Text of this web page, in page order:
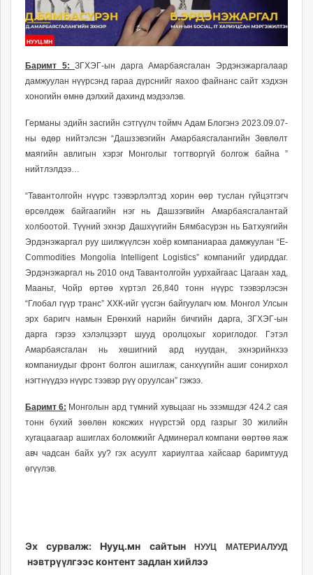
Баримт 5: ЗГХЭГ-ын дарга Амарбаясгалан Эрдэнэжаргалаар
дамжуулан нүүрсэнд гараа дүрснийг яахоо файнанс сайт хэдхэн
хоногийн өмнө дэлхий дахинд мэдээлэв.
Германы эдийн засгийн сэтгүүлч тоймч Адам Блогэнэ 2023.09.07-
ны өдөр нийтэлсэн “Дашзэвэгийн Амарбаясгалангийн Зөвлөлт
маягийн авлигын хэрэг Монголыг тогтворгүй болгож байна ”
нийтлэлдээ…
“Тавантолгойн нүүрс тээвэрлэлтэд хорин өөр туслан гүйцэтгэгч
өрсөлдөж байгаагийн нэг нь Дашзэгвийн Амарбаясгалантай
холбоотой. Түүний эхнэр Дашхүүгийн Бямбасүрэн нь Батхуягийн
Эрдэнэжаргал руу шилжүүлсэн хоёр компаниараа дамжуулан “E-
Commodities Mongolia Intelligent Logistics” компанийг удирддаг.
Эрдэнэжаргал нь 2010 онд Тавантолгойн уурхайгаас Цагаан хад,
Мааньт, Чойр өртөө хүртэл 26,840 тонн нүүрс тээвэрлэсэн
“Глобал гүүр транс” ХХК-ийг үүсгэн байгуулагч юм. Монгол Улсын
эрх баригч намын Ерөнхий нарийн бичгийн дарга, ЗГХЭГ-ын
дарга гэрээ хэлэлцээрт шууд оролцохыг хориглодог. Гэтэл
Амарбаясгалан нь хөшигний ард нуугдан, эхнэрийнхээ
компаниудыг фронт болгон ашиглаж, санхүүгийн ашиг сонирхол
нэгтнүүдээ нүүрс тээвэр рүү оруулсан” гэжээ.
Баримт 6: Монголын ард түмний хувьцааг нь эзэмшдэг 424.2 сая
тонн бүхий зөөлөн коксжих нүүрстэй орд газрыг 30 жилийн
хугацаагаар ашиглах боломжийг Админерал компани өөртөө яаж
авч чадсан байх уу? гэх асуулт хариултаа хайсаар баримтууд
өгүүлэв.
Эх сурвалж: Нууц.мн сайтын НУУЦ МАТЕРИАЛУУД
нэвтрүүлгээс контент задлан хийлээ